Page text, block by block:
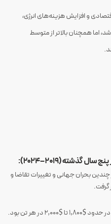
و افزایش هزینه‌های انرژی،
اما همچنان بالاتر از متوسط
گذشته (2019–2024):
بحران جهانی و تغییرات تقاضا و
گرفت.